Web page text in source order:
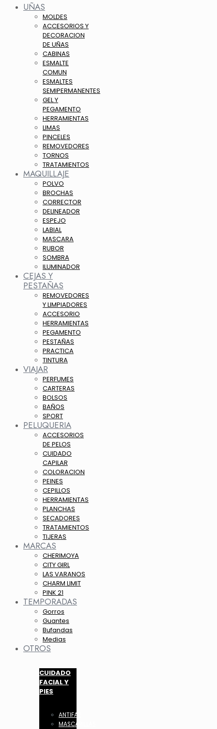
UÑAS
MOLDES
ACCESORIOS Y
DECORACION
DE UÑAS
CABINAS
ESMALTE
COMUN
ESMALTES
SEMIPERMANENTES
GEL Y
PEGAMENTO
HERRAMIENTAS
LIMAS
PINCELES
REMOVEDORES
TORNOS
TRATAMIENTOS
MAQUILLAJE
POLVO
BROCHAS
CORRECTOR
DELINEADOR
ESPEJO
LABIAL
MASCARA
RUBOR
SOMBRA
ILUMINADOR
CEJAS Y
PESTAÑAS
REMOVEDORES
Y LIMPIADORES
ACCESORIO
HERRAMIENTAS
PEGAMENTO
PESTAÑAS
PRACTICA
TINTURA
VIAJAR
PERFUMES
CARTERAS
BOLSOS
BAÑOS
SPORT
PELUQUERIA
ACCESORIOS
DE PELOS
CUIDADO
CAPILAR
COLORACION
PEINES
CEPILLOS
HERRAMIENTAS
PLANCHAS
SECADORES
TRATAMIENTOS
TIJERAS
MARCAS
CHERIMOYA
CITY GIRL
LAS VARANOS
CHARM LIMIT
PINK 21
TEMPORADAS
Gorros
Guantes
Bufandas
Medias
OTROS
CUIDADO
FACIAL Y
PIES
ANTIFAZ
MASCARILLAS